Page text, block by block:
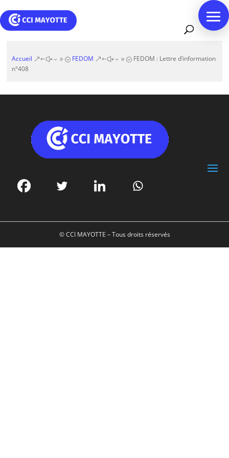
Accueil &#x39; FEDOM &#x39; FEDOM : Lettre d’information
n°408
© CCI MAYOTTE – Tous droits réservés